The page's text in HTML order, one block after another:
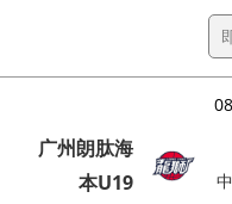
广州朗肽海
本U19